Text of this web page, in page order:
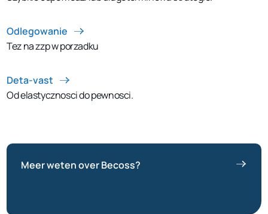
Odlegowanie
Tez na zzp w porzadku
Deta-vast
Od elastycznosci do pewnosci.
Meer weten over Becoss?